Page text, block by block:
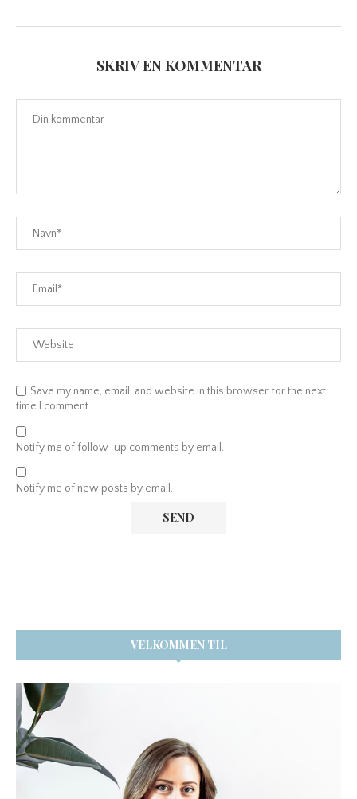
SKRIV EN KOMMENTAR
Save my name, email, and website in this browser for the next
time I comment.
Notify me of follow-up comments by email.
Notify me of new posts by email.
VELKOMMEN TIL